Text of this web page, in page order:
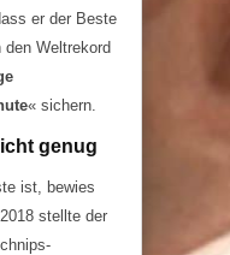
er der Beste
Weltrekord
« sichern.
genug
ist, bewies
stellte der